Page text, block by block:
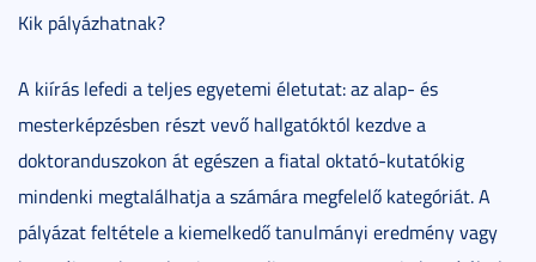
Kik pályázhatnak?
A kiírás lefedi a teljes egyetemi életutat: az alap- és
mesterképzésben részt vevő hallgatóktól kezdve a
doktoranduszokon át egészen a fiatal oktató-kutatókig
mindenki megtalálhatja a számára megfelelő kategóriát. A
pályázat feltétele a kiemelkedő tanulmányi eredmény vagy